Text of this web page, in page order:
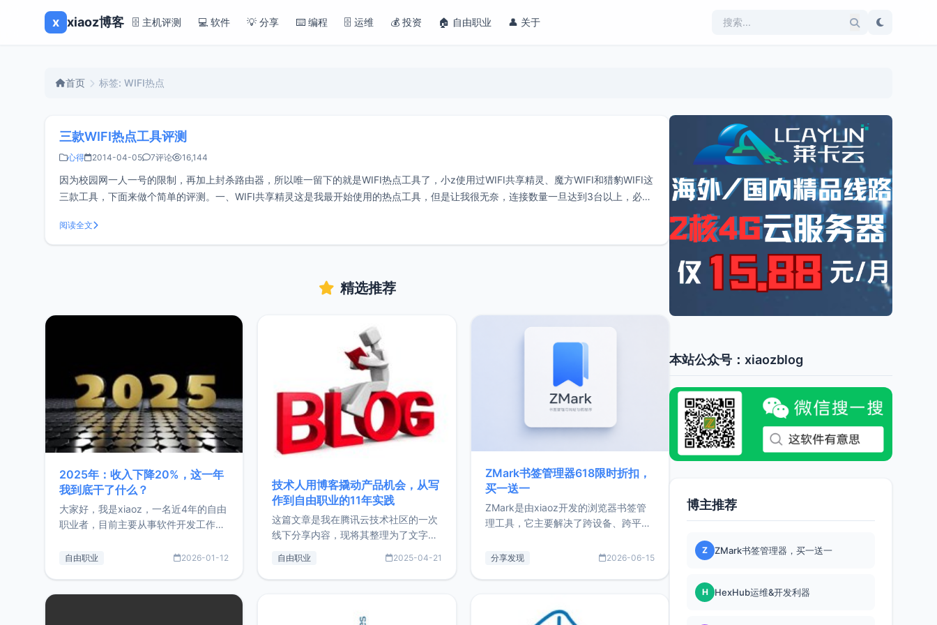
x xiaoz博客 🗄️ 主机评测 💻 软件 💡 分享 ⌨️ 编程 🗄️ 运维 💰 投资 🏠 自由职业 👤 关于
首页 标签: WIFI热点
三款WIFI热点工具评测
心得 2014-04-05 7评论 16,144
因为校园网一人一号的限制，再加上封杀路由器，所以唯一留下的就是WIFI热点工具了，小z使用过WIFI共享精灵、魔方WIFI和猎豹WIFI这
三款工具，下面来做个简单的评测。一、WIFI共享精灵这是我最开始使用的热点工具，但是让我很无奈，连接数量一旦达到3台以上，必定
阅读全文
精选推荐
2025年：收入下降20%，这一年
我到底干了什么？
大家好，我是xiaoz，一名近4年的自由
职业者，目前主要从事软件开发工作。
的总结，内容主要包括：工作、学习、
自由职业 2026-01-12
技术人用博客撬动产品机会，从写
作到自由职业的11年实践
这篇文章是我在腾讯云技术社区的一次
线下分享内容，现将其整理为了文字
版，分享了写博客11年来的经历，以及
通过博客过渡到做产品和走向自由职业
的一个小故事。文中还首次公开了我的
自由职业 2025-04-21
ZMark书签管理器618限时折扣，
买一送一
ZMark是由xiaoz开发的浏览器书签管
理工具，它主要解决了跨设备、跨平
做到一处部署、随处访问。同时，它还
量级： 使用Bun + Hono.js
分享发现 2026-06-15
本站公众号：xiaozblog
博主推荐
Z ZMark书签管理器，买一送一
H HexHub运维&开发利器